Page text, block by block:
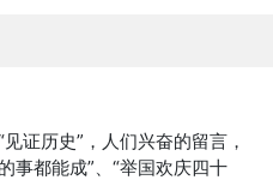
证历史”，人们兴奋的留言，
事都能成”、“举国欢庆四十